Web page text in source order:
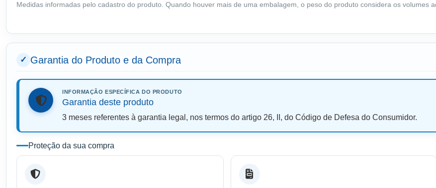
Medidas informadas pelo cadastro do produto. Quando houver mais de uma embalagem, o peso do produto considera os volumes
Garantia do Produto e da Compra
INFORMAÇÃO ESPECÍFICA DO PRODUTO
Garantia deste produto
3 meses referentes à garantia legal, nos termos do artigo 26, II, do Código de Defesa do Consumidor.
Proteção da sua compra